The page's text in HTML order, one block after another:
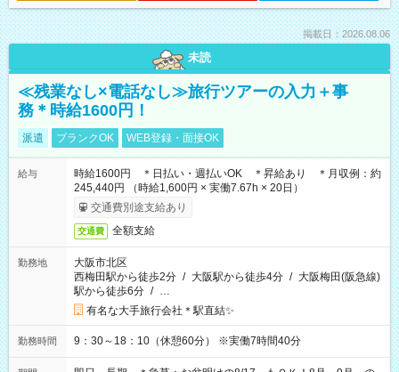
掲載日：2026.08.06
未読
≪残業なし×電話なし≫旅行ツアーの入力＋事
務＊時給1600円！
派遣 ブランクOK WEB登録・面接OK
給与
時給1600円 ＊日払い・週払いOK ＊昇給あり ＊月収例：約
245,440円 （時給1,600円 × 実働7.67h × 20日）
交通費別途支給あり
交通費 全額支給
勤務地
大阪市北区
西梅田駅から徒歩2分 / 大阪駅から徒歩4分 / 大阪梅田(阪急線)
駅から徒歩6分 / …
有名な大手旅行会社＊駅直結✨
勤務時間 9：30～18：10（休憩60分） ※実働7時間40分